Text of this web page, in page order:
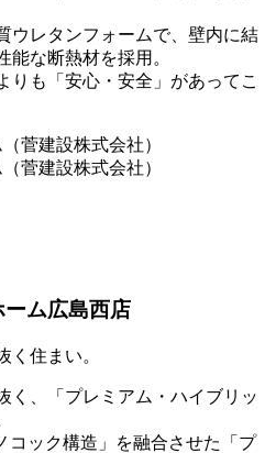
ウレタンフォームで、壁内に結
能な断熱材を採用。
りも「安心・安全」があってこ
ム広島西店
く住まい。
く、「プレミアム・ハイブリッ
コック構造」を融合させた「プ